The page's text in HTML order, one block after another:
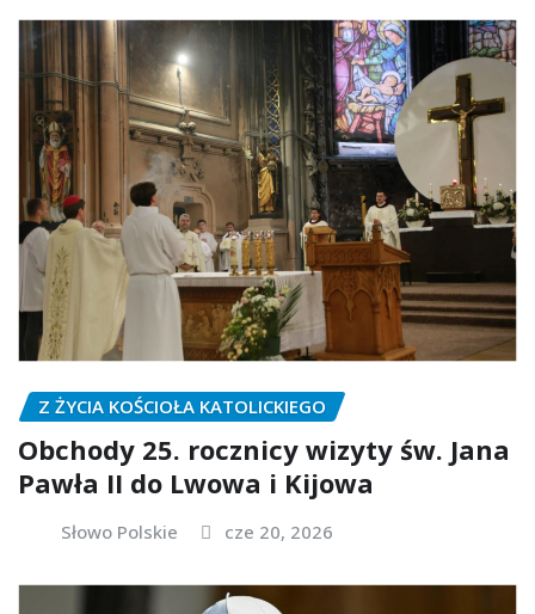
Z ŻYCIA KOŚCIOŁA KATOLICKIEGO
Obchody 25. rocznicy wizyty św. Jana
Pawła II do Lwowa i Kijowa
Słowo Polskie cze 20, 2026